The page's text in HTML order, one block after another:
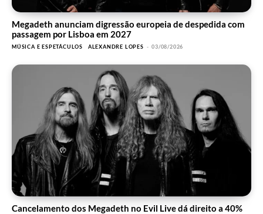
Megadeth anunciam digressão europeia de despedida com
passagem por Lisboa em 2027
MÚSICA E ESPETÁCULOS ALEXANDRE LOPES - 03/08/2026
Cancelamento dos Megadeth no Evil Live dá direito a 40%